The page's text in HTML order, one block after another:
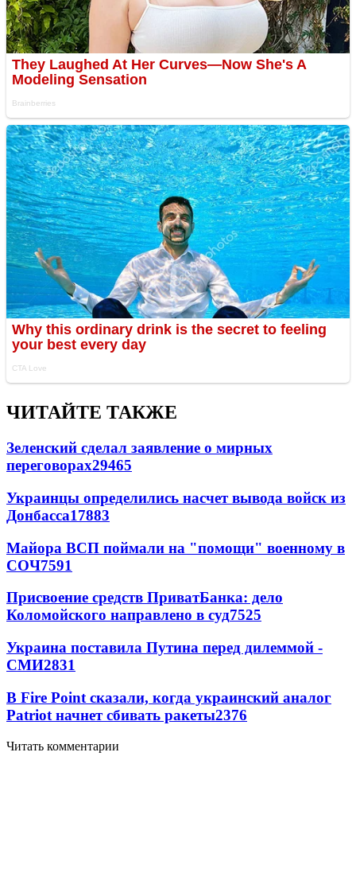
ЧИТАЙТЕ ТАКЖЕ
Зеленский сделал заявление о мирных
переговорах29465
Украинцы определились насчет вывода войск из
Донбасса17883
Майора ВСП поймали на "помощи" военному в
СОЧ7591
Присвоение средств ПриватБанка: дело
Коломойского направлено в суд7525
Украина поставила Путина перед дилеммой -
СМИ2831
В Fire Point сказали, когда украинский аналог
Patriot начнет сбивать ракеты2376
Читать комментарии